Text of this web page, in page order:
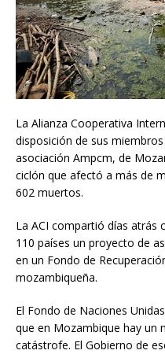
La Alianza Cooperativa
disposición de sus
asociación Ampcm, de
ciclón que afectó a más de
602 muertos.
La ACI compartió días atrás
110 países un proyecto de
en un Fondo de
mozambiqueña.
El Fondo de Naciones
que en Mozambique hay un
catástrofe. El Gobierno de